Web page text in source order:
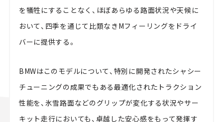
を犠牲にすることなく、ほぼあらゆる路面状況や天候に
おいて、四季を通じて比類なきMフィーリングをドライ
バーに提供する。
BMWはこのモデルについて、特別に開発されたシャシー
チューニングの成果でもある最適化されたトラクション
性能を、氷雪路面などのグリップが変化する状況やサー
キット走行においても、卓越した安心感をもって発揮す